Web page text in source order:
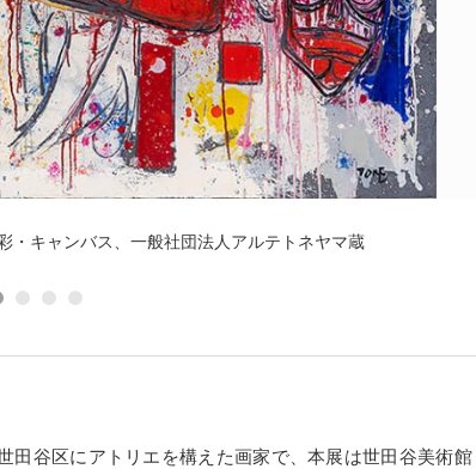
・キャンバス、一般社団法人アルテトネヤマ蔵
田谷区にアトリエを構えた画家で、本展は世田谷美術館